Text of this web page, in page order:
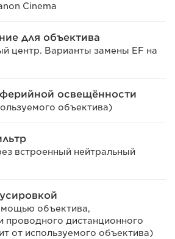
Cinema
для объектива
центр. Варианты замены EF на
освещённости
объектива)
встроенный нейтральный
объектива,
проводного дистанционного
от используемого объектива)